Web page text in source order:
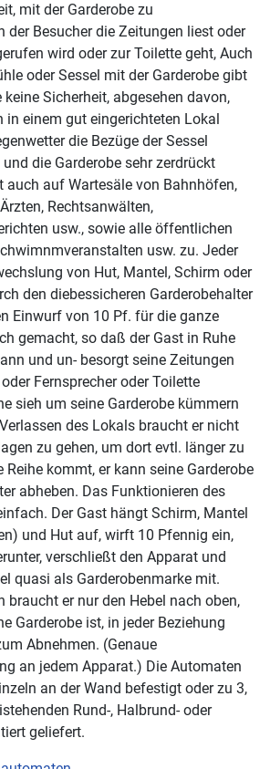
mit der Garderobe zu
der Besucher die Zeitungen liest oder
wird oder zur Toilette geht, Auch
oder Sessel mit der Garderobe gibt
Sicherheit, abgesehen davon,
einem gut eingerichteten Lokal
die Bezüge der Sessel
die Garderobe sehr zerdrückt
auf Wartesäle von Bahnhöfen,
Rechtsanwälten,
usw., sowie alle öffentlichen
usw. zu. Jeder
von Hut, Mantel, Schirm oder
den diebessicheren Garderobehalter
Einwurf von 10 Pf. für die ganze
gemacht, so daß der Gast in Ruhe
und un- besorgt seine Zeitungen
Fernsprecher oder Toilette
sieh um seine Garderobe kümmern
des Lokals braucht er nicht
zu gehen, um dort evtl. länger zu
Reihe kommt, er kann seine Garderobe
abheben. Das Funktionieren des
Der Gast hängt Schirm, Mantel
und Hut auf, wirft 10 Pfennig ein,
verschließt den Apparat und
quasi als Garderobenmarke mit.
braucht er nur den Hebel nach oben,
Garderobe ist, in jeder Beziehung
Abnehmen. (Genaue
an jedem Apparat.) Die Automaten
an der Wand befestigt oder zu 3,
Rund-, Halbrund- oder
geliefert.